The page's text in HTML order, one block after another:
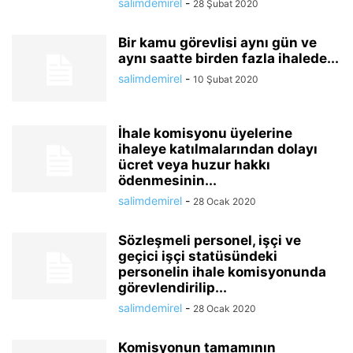
salimdemirel - 28 Şubat 2020
Bir kamu görevlisi aynı gün ve
aynı saatte birden fazla ihalede...
salimdemirel - 10 Şubat 2020
İhale komisyonu üyelerine
ihaleye katılmalarından dolayı
ücret veya huzur hakkı
ödenmesinin...
salimdemirel - 28 Ocak 2020
Sözleşmeli personel, işçi ve
geçici işçi statüsündeki
personelin ihale komisyonunda
görevlendirilip...
salimdemirel - 28 Ocak 2020
Komisyonun tamamının